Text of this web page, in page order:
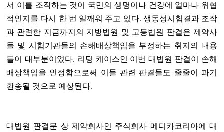
서 이를 조작하는 것이 국민의 생명이나 건강에 얼마나 위협
적인지를 다시 한 번 일깨워 주고 있다. 생동성시험결과 조작
과 관련한 지금까지의 지방법원 및 고등법원 판결은 제약사
들 및 시험기관들의 손해배상책임을 부정하는 취지의 내용
들이 대부분이었다. 리딩 케이스인 이번 대법원 판결이 손해
배상책임을 인정함으로써 이들 관련 판결들도 줄줄이 파기
환송될 것으로 예상된다.
대법원 판결문 상 제약회사인 주식회사 메디카코리아에 대